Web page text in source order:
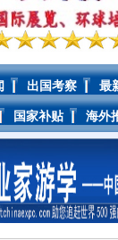
出国考察 最
国家补贴 海外